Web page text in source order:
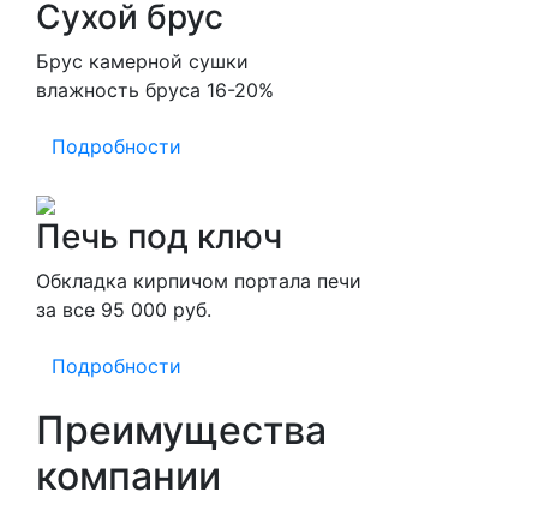
Сухой брус
Брус камерной сушки
влажность бруса 16-20%
Подробности
Печь под ключ
Обкладка кирпичом портала печи
за все 95 000 руб.
Подробности
Преимущества
компании